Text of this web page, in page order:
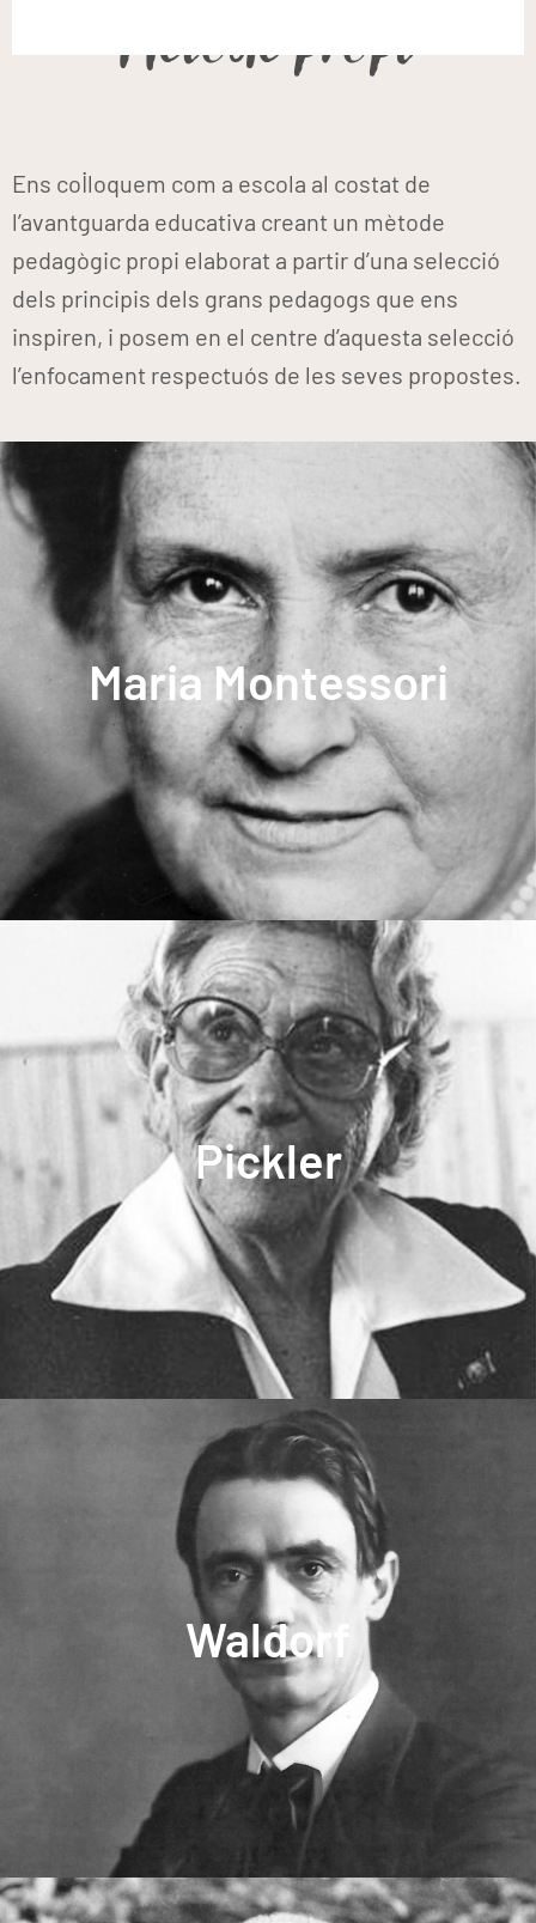
Mètode propi
Ens col·loquem com a escola al costat de
l’avantguarda educativa creant un mètode
pedagògic propi elaborat a partir d’una selecció
dels principis dels grans pedagogs que ens
inspiren, i posem en el centre d’aquesta selecció
l’enfocament respectuós de les seves propostes.
Maria Montessori
Introducció de la lectoescriptura,
disseny d'espais, materials i períodes
sensibles en el desenvolupament del
nen/a.
Pickler
Desenvolupament corporal i autònom,
límits i resolució de conflictes.
Waldorf
Corporalitat, component artístic, treball
del color, materials, fantasia, connexió
amb la naturalesa.